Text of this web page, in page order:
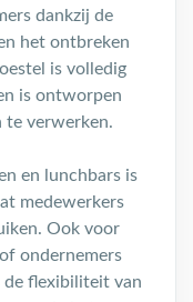
dankzij de
het ontbreken
is volledig
is ontworpen
te verwerken.
en lunchbars is
medewerkers
Ook voor
ondernemers
de flexibiliteit van